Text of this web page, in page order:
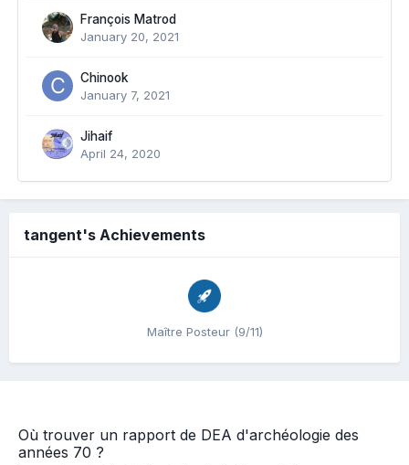
François Matrod
January 20, 2021
Chinook
January 7, 2021
Jihaif
April 24, 2020
tangent's Achievements
Maître Posteur (9/11)
Où trouver un rapport de DEA d'archéologie des
années 70 ?